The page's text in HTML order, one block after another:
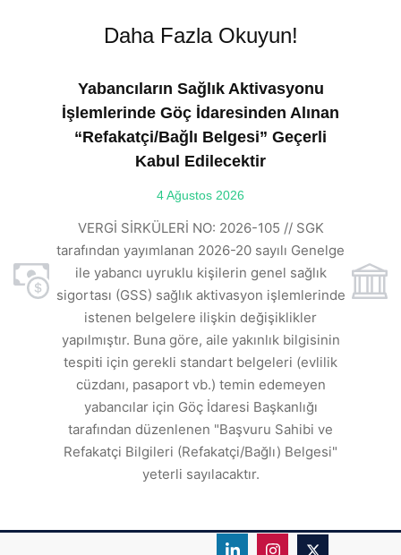
Daha Fazla Okuyun!
Yabancıların Sağlık Aktivasyonu
İşlemlerinde Göç İdaresinden Alınan
“Refakatçi/Bağlı Belgesi” Geçerli
Kabul Edilecektir
4 Ağustos 2026
VERGİ SİRKÜLERİ NO: 2026-105 // SGK
tarafından yayımlanan 2026-20 sayılı Genelge
ile yabancı uyruklu kişilerin genel sağlık
sigortası (GSS) sağlık aktivasyon işlemlerinde
istenen belgelere ilişkin değişiklikler
yapılmıştır. Buna göre, aile yakınlık bilgisinin
tespiti için gerekli standart belgeleri (evlilik
cüzdanı, pasaport vb.) temin edemeyen
yabancılar için Göç İdaresi Başkanlığı
tarafından düzenlenen "Başvuru Sahibi ve
Refakatçi Bilgileri (Refakatçi/Bağlı) Belgesi"
yeterli sayılacaktır.